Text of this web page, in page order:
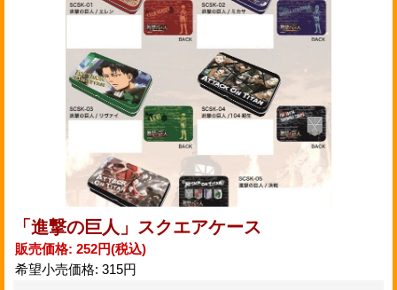
「進撃の巨人」スクエアケース
販売価格: 252円(税込)
希望小売価格: 315円